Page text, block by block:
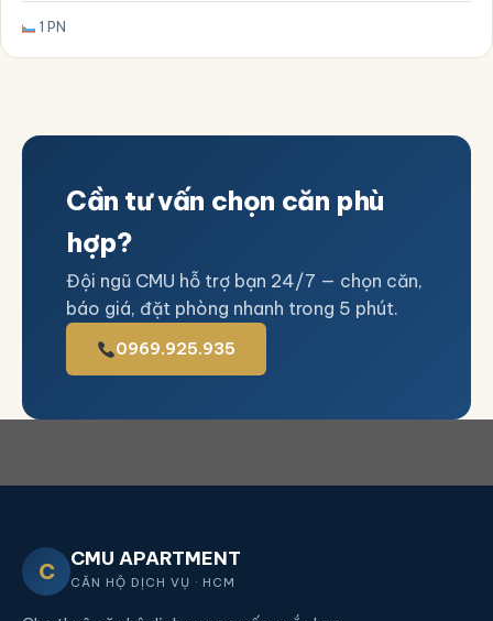
1 PN
Cần tư vấn chọn căn phù
hợp?
Đội ngũ CMU hỗ trợ bạn 24/7 — chọn căn,
báo giá, đặt phòng nhanh trong 5 phút.
0969.925.935
C CMU APARTMENT
CĂN HỘ DỊCH VỤ · HCM